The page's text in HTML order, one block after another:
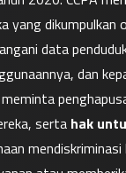
yang
data
dan
serta hak